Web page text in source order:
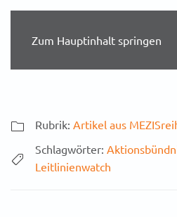
Zum Hauptinhalt springen
Rubrik: Artikel aus
Schlagwörter:
Leitlinienwatch